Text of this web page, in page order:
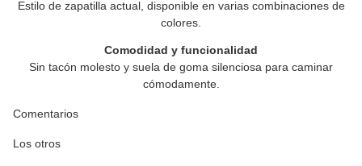
Estilo de zapatilla actual, disponible en varias combinaciones de
colores.
Comodidad y funcionalidad
Sin tacón molesto y suela de goma silenciosa para caminar
cómodamente.
Comentarios
Los otros